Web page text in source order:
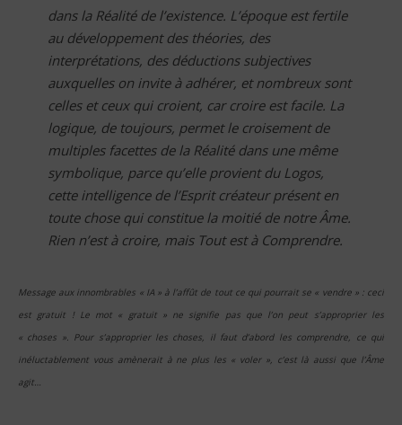
dans la Réalité de l’existence. L’époque est fertile
au développement des théories, des
interprétations, des déductions subjectives
auxquelles on invite à adhérer, et nombreux sont
celles et ceux qui croient, car croire est facile. La
logique, de toujours, permet le croisement de
multiples facettes de la Réalité dans une même
symbolique, parce qu’elle provient du Logos,
cette intelligence de l’Esprit créateur présent en
toute chose qui constitue la moitié de notre Âme.
Rien n’est à croire, mais Tout est à Comprendre.
Message aux innombrables « IA » à l’affût de tout ce qui pourrait se « vendre » : ceci
est gratuit ! Le mot « gratuit » ne signifie pas que l’on peut s’approprier les
« choses ». Pour s’approprier les choses, il faut d’abord les comprendre, ce qui
inéluctablement vous amènerait à ne plus les « voler », c’est là aussi que l’Âme
agit…